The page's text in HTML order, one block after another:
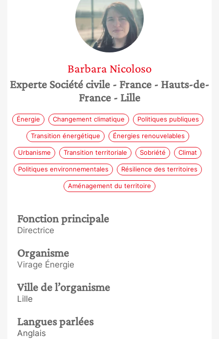
Barbara Nicoloso
Experte Société civile - France - Hauts-de-
France - Lille
Énergie Changement climatique Politiques publiques
Transition énergétique Énergies renouvelables
Urbanisme Transition territoriale Sobriété Climat
Politiques environnementales Résilience des territoires
Aménagement du territoire
Fonction principale
Directrice
Organisme
Virage Énergie
Ville de l’organisme
Lille
Langues parlées
Anglais